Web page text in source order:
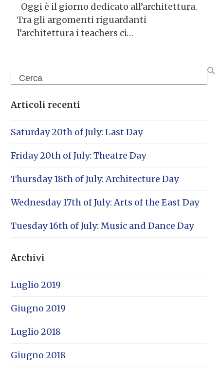
Oggi è il giorno dedicato all’architettura.
Tra gli argomenti riguardanti
l’architettura i teachers ci…
Search
Articoli recenti
Saturday 20th of July: Last Day
Friday 20th of July: Theatre Day
Thursday 18th of July: Architecture Day
Wednesday 17th of July: Arts of the East Day
Tuesday 16th of July: Music and Dance Day
Archivi
Luglio 2019
Giugno 2019
Luglio 2018
Giugno 2018